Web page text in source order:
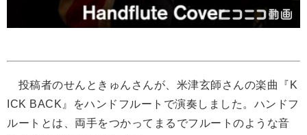
投稿者のせんときゅんさんが、米津玄師さんの楽曲『K
ICK BACK』をハンドフルートで演奏しました。ハンドフ
ルートとは、両手をつかってまるでフルートのような音